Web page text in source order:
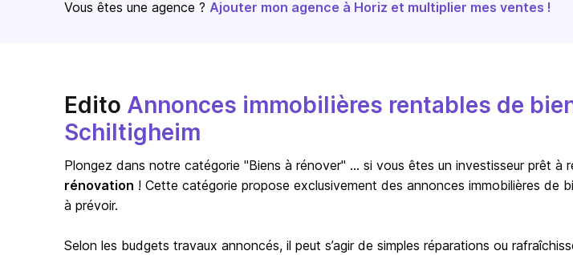
Vous êtes une agence ? Ajouter mon agence à Horiz et multiplier mes ventes !
Edito Annonces immobilières rentables de
Schiltigheim
Plongez dans notre catégorie "Biens à rénover" … si vous êtes un investisseur prêt à
rénovation ! Cette catégorie propose exclusivement des annonces immobilières de
à prévoir.
Selon les budgets travaux annoncés, il peut s’agir de simples réparations ou